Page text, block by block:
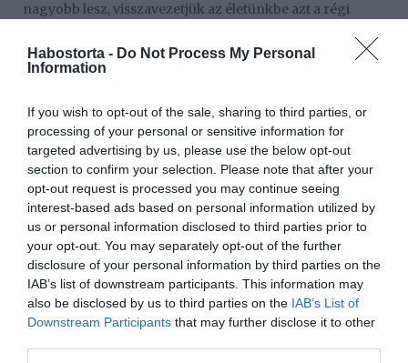
Habostorta - Do Not Process My Personal
Information
If you wish to opt-out of the sale, sharing to third parties, or
processing of your personal or sensitive information for
targeted advertising by us, please use the below opt-out
section to confirm your selection. Please note that after your
opt-out request is processed you may continue seeing
interest-based ads based on personal information utilized by
us or personal information disclosed to third parties prior to
your opt-out. You may separately opt-out of the further
disclosure of your personal information by third parties on the
IAB’s list of downstream participants. This information may
also be disclosed by us to third parties on the IAB’s List of
Downstream Participants that may further disclose it to other
nagyobb lesz, visszavezetjük az életünkbe azt a régi
kimozdulunk itthonról.
jutott az a rengeteg mém, amit arról láttam, hogy a szülők
ilyenkor is csak a gyerekükről beszélnek. Nos, ez velünk
is pont így történt! - mesélte nevetve Patai Anna.
Az énekesnő arról is mesélt, hogyan regenerálódik a
teste a császármetszés után.
- Már jól vagyok. Idő kellett ahhoz, hogy a pocakom
visszahúzódjon, bár engem az sem zavart volna, ha
marad, hisz életet adtam a kisfiunknak. A férjem naponta
elmondja, milyen gyönyörű vagyok, és mennyire szeret
minket.
Anyaként és nőként is jól érzem magam a bőrömben!